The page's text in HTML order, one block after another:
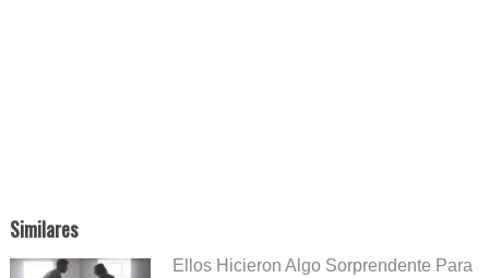
Similares
Ellos Hicieron Algo Sorprendente Para